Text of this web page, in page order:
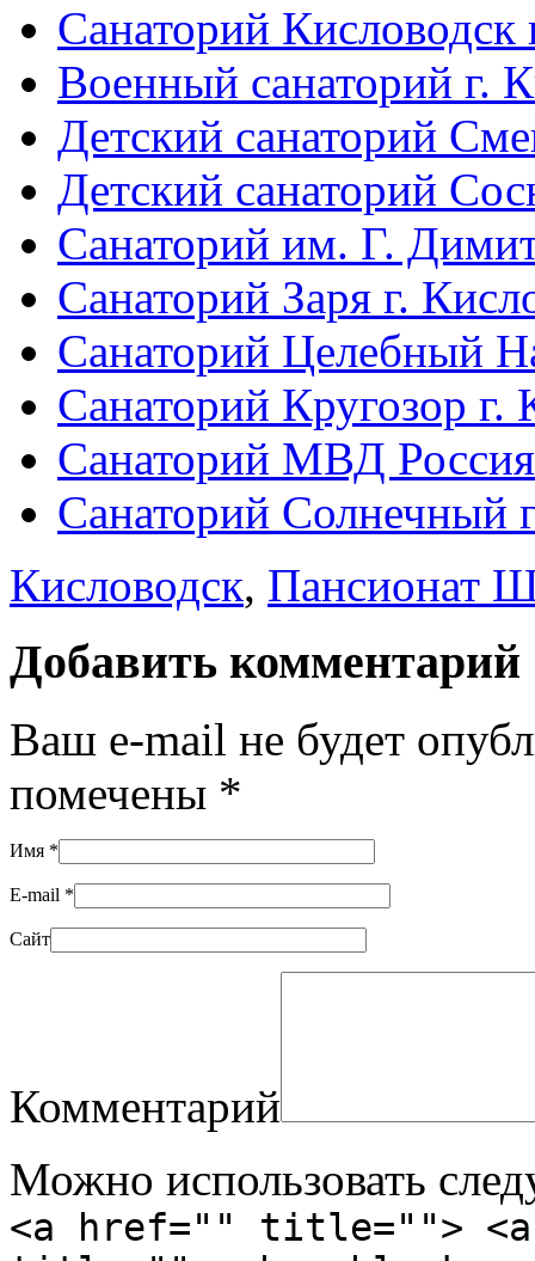
Санаторий Кисловодск
Военный санаторий г.
Детский санаторий
Детский санаторий
Санаторий им. Г.
Санаторий Заря г.
Санаторий Целебный
Санаторий Кругозор г.
Санаторий МВД Россия
Санаторий Солнечный
Кисловодск, Пансионат
Добавить комментарий
Ваш e-mail не будет
помечены *
Имя *
E-mail *
Сайт
Комментарий
Можно использовать
<a href="" title="">